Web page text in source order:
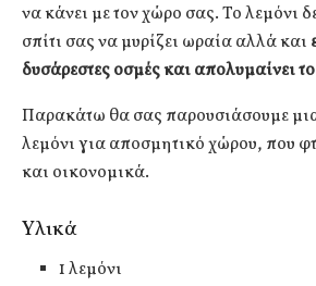
να κάνει με τον χώρο σας. Το λεμόνι
σπίτι σας να μυρίζει ωραία αλλά και
δυσάρεστες οσμές και απολυμαίνει
Παρακάτω θα σας παρουσιάσουμε
λεμόνι για αποσμητικό χώρου, που
και οικονομικά.
Υλικά
1 λεμόνι